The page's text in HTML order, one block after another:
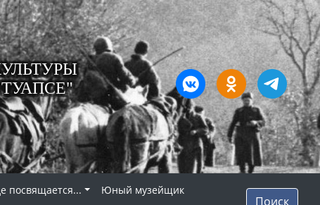
посвящается...
Юный музейщик
Поиск